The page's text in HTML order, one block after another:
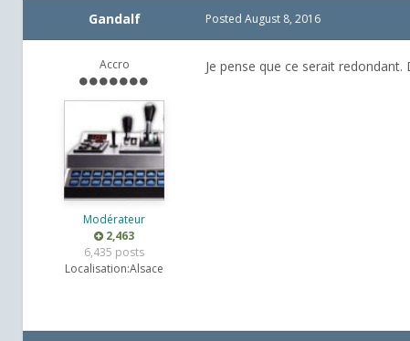
Gandalf
Accro
Modérateur
2,463
6,435 posts
Localisation:Alsace
Posted August 8, 2016
Je pense que ce serait